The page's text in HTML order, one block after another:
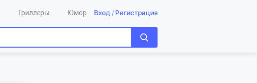
Триллеры Юмор Вход / Регистрация